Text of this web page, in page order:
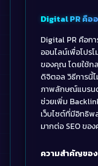
Digital PR คืออ
Digital PR คือก
ออนไลน์เพื่อโป
ของคุณ โดยใช้ก
ดิจิตอล วิธีการนี้
ภาพลักษณ์แบรน
ช่วยเพิ่ม
เว็บไซต์ที่มีอิทธิพ
มากต่อ SEO ขอ
ความสำคัญขอ